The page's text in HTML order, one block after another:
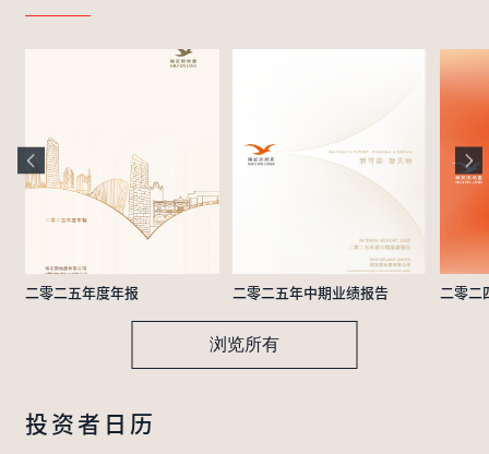
二零二五年度年报 二零二五年中期业绩报告 二零二
浏览所有
投资者日历